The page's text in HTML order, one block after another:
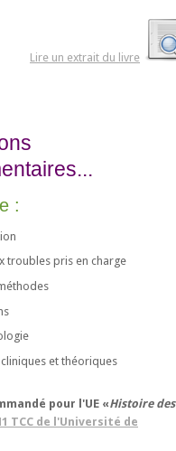
Lire un extrait du livre
:
troubles pris en charge
et théoriques
pour l'UE «Histoire des
TCC de l'Université de